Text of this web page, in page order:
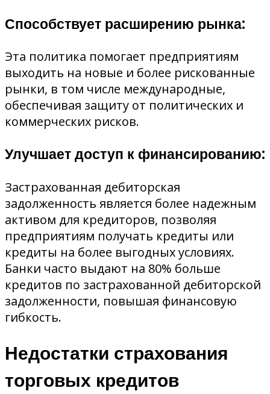
Способствует расширению рынка:
Эта политика помогает предприятиям
выходить на новые и более рискованные
рынки, в том числе международные,
обеспечивая защиту от политических и
коммерческих рисков.
Улучшает доступ к финансированию:
Застрахованная дебиторская
задолженность является более надежным
активом для кредиторов, позволяя
предприятиям получать кредиты или
кредиты на более выгодных условиях.
Банки часто выдают на 80% больше
кредитов по застрахованной дебиторской
задолженности, повышая финансовую
гибкость.
Недостатки страхования
торговых кредитов